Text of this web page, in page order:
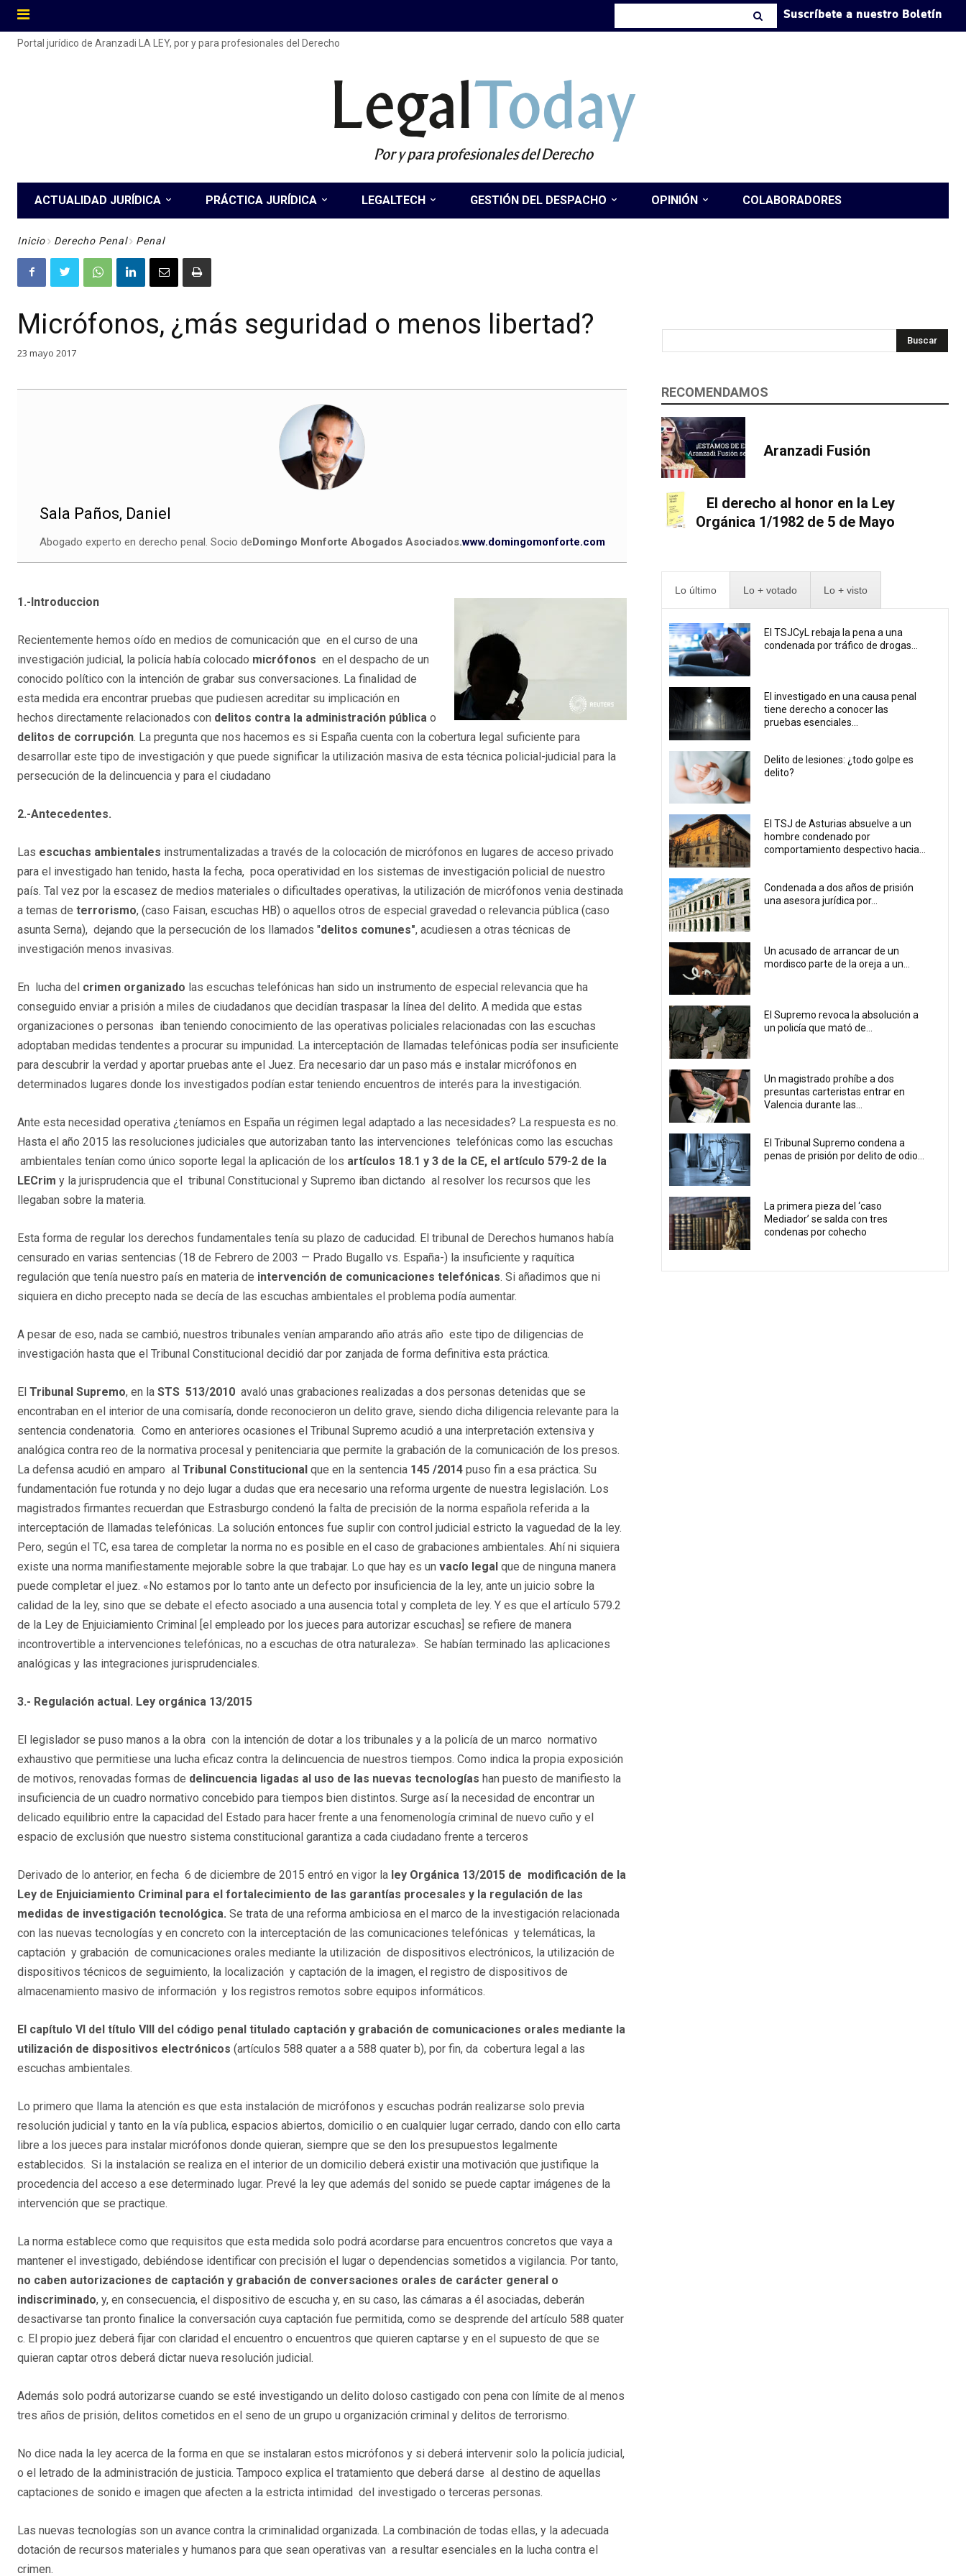
Suscríbete a nuestro Boletín
Portal jurídico de Aranzadi LA LEY, por y para profesionales del Derecho
LegalToday
Por y para profesionales del Derecho
ACTUALIDAD JURÍDICA PRÁCTICA JURÍDICA LEGALTECH GESTIÓN DEL DESPACHO OPINIÓN COLABORADORES
Inicio Derecho Penal Penal
Micrófonos, ¿más seguridad o menos libertad?
23 mayo 2017
Sala Paños, Daniel
Abogado experto en derecho penal. Socio de Domingo Monforte Abogados Asociados.www.domingomonforte.com
1.-Introduccion
Recientemente hemos oído en medios de comunicación que en el curso de una
investigación judicial, la policía había colocado micrófonos en el despacho de un
conocido político con la intención de grabar sus conversaciones. La finalidad de
esta medida era encontrar pruebas que pudiesen acreditar su implicación en
hechos directamente relacionados con delitos contra la administración pública o
delitos de corrupción. La pregunta que nos hacemos es si España cuenta con la cobertura legal suficiente para
desarrollar este tipo de investigación y que puede significar la utilización masiva de esta técnica policial-judicial para la
persecución de la delincuencia y para el ciudadano
2.-Antecedentes.
Las escuchas ambientales instrumentalizadas a través de la colocación de micrófonos en lugares de acceso privado
para el investigado han tenido, hasta la fecha, poca operatividad en los sistemas de investigación policial de nuestro
país. Tal vez por la escasez de medios materiales o dificultades operativas, la utilización de micrófonos venia destinada
a temas de terrorismo, (caso Faisan, escuchas HB) o aquellos otros de especial gravedad o relevancia pública (caso
asunta Serna), dejando que la persecución de los llamados "delitos comunes", acudiesen a otras técnicas de
investigación menos invasivas.
En lucha del crimen organizado las escuchas telefónicas han sido un instrumento de especial relevancia que ha
conseguido enviar a prisión a miles de ciudadanos que decidían traspasar la línea del delito. A medida que estas
organizaciones o personas iban teniendo conocimiento de las operativas policiales relacionadas con las escuchas
adoptaban medidas tendentes a procurar su impunidad. La interceptación de llamadas telefónicas podía ser insuficiente
para descubrir la verdad y aportar pruebas ante el Juez. Era necesario dar un paso más e instalar micrófonos en
determinados lugares donde los investigados podían estar teniendo encuentros de interés para la investigación.
Ante esta necesidad operativa ¿teníamos en España un régimen legal adaptado a las necesidades? La respuesta es no.
Hasta el año 2015 las resoluciones judiciales que autorizaban tanto las intervenciones telefónicas como las escuchas
ambientales tenían como único soporte legal la aplicación de los artículos 18.1 y 3 de la CE, el artículo 579-2 de la
LECrim y la jurisprudencia que el tribunal Constitucional y Supremo iban dictando al resolver los recursos que les
llegaban sobre la materia.
Esta forma de regular los derechos fundamentales tenía su plazo de caducidad. El tribunal de Derechos humanos había
censurado en varias sentencias (18 de Febrero de 2003 — Prado Bugallo vs. España-) la insuficiente y raquítica
regulación que tenía nuestro país en materia de intervención de comunicaciones telefónicas. Si añadimos que ni
siquiera en dicho precepto nada se decía de las escuchas ambientales el problema podía aumentar.
A pesar de eso, nada se cambió, nuestros tribunales venían amparando año atrás año este tipo de diligencias de
investigación hasta que el Tribunal Constitucional decidió dar por zanjada de forma definitiva esta práctica.
El Tribunal Supremo, en la STS 513/2010 avaló unas grabaciones realizadas a dos personas detenidas que se
encontraban en el interior de una comisaría, donde reconocieron un delito grave, siendo dicha diligencia relevante para la
sentencia condenatoria. Como en anteriores ocasiones el Tribunal Supremo acudió a una interpretación extensiva y
analógica contra reo de la normativa procesal y penitenciaria que permite la grabación de la comunicación de los presos.
La defensa acudió en amparo al Tribunal Constitucional que en la sentencia 145 /2014 puso fin a esa práctica. Su
fundamentación fue rotunda y no dejo lugar a dudas que era necesario una reforma urgente de nuestra legislación. Los
magistrados firmantes recuerdan que Estrasburgo condenó la falta de precisión de la norma española referida a la
interceptación de llamadas telefónicas. La solución entonces fue suplir con control judicial estricto la vaguedad de la ley.
Pero, según el TC, esa tarea de completar la norma no es posible en el caso de grabaciones ambientales. Ahí ni siquiera
existe una norma manifiestamente mejorable sobre la que trabajar. Lo que hay es un vacío legal que de ninguna manera
puede completar el juez. «No estamos por lo tanto ante un defecto por insuficiencia de la ley, ante un juicio sobre la
calidad de la ley, sino que se debate el efecto asociado a una ausencia total y completa de ley. Y es que el artículo 579.2
de la Ley de Enjuiciamiento Criminal [el empleado por los jueces para autorizar escuchas] se refiere de manera
incontrovertible a intervenciones telefónicas, no a escuchas de otra naturaleza». Se habían terminado las aplicaciones
analógicas y las integraciones jurisprudenciales.
3.- Regulación actual. Ley orgánica 13/2015
El legislador se puso manos a la obra con la intención de dotar a los tribunales y a la policía de un marco normativo
exhaustivo que permitiese una lucha eficaz contra la delincuencia de nuestros tiempos. Como indica la propia exposición
de motivos, renovadas formas de delincuencia ligadas al uso de las nuevas tecnologías han puesto de manifiesto la
insuficiencia de un cuadro normativo concebido para tiempos bien distintos. Surge así la necesidad de encontrar un
delicado equilibrio entre la capacidad del Estado para hacer frente a una fenomenología criminal de nuevo cuño y el
espacio de exclusión que nuestro sistema constitucional garantiza a cada ciudadano frente a terceros
Derivado de lo anterior, en fecha 6 de diciembre de 2015 entró en vigor la ley Orgánica 13/2015 de modificación de la
Ley de Enjuiciamiento Criminal para el fortalecimiento de las garantías procesales y la regulación de las
medidas de investigación tecnológica. Se trata de una reforma ambiciosa en el marco de la investigación relacionada
con las nuevas tecnologías y en concreto con la interceptación de las comunicaciones telefónicas y telemáticas, la
captación y grabación de comunicaciones orales mediante la utilización de dispositivos electrónicos, la utilización de
dispositivos técnicos de seguimiento, la localización y captación de la imagen, el registro de dispositivos de
almacenamiento masivo de información y los registros remotos sobre equipos informáticos.
El capítulo VI del título VIII del código penal titulado captación y grabación de comunicaciones orales mediante la
utilización de dispositivos electrónicos (artículos 588 quater a a 588 quater b), por fin, da cobertura legal a las
escuchas ambientales.
Lo primero que llama la atención es que esta instalación de micrófonos y escuchas podrán realizarse solo previa
resolución judicial y tanto en la vía publica, espacios abiertos, domicilio o en cualquier lugar cerrado, dando con ello carta
libre a los jueces para instalar micrófonos donde quieran, siempre que se den los presupuestos legalmente
establecidos. Si la instalación se realiza en el interior de un domicilio deberá existir una motivación que justifique la
procedencia del acceso a ese determinado lugar. Prevé la ley que además del sonido se puede captar imágenes de la
intervención que se practique.
La norma establece como que requisitos que esta medida solo podrá acordarse para encuentros concretos que vaya a
mantener el investigado, debiéndose identificar con precisión el lugar o dependencias sometidos a vigilancia. Por tanto,
no caben autorizaciones de captación y grabación de conversaciones orales de carácter general o
indiscriminado, y, en consecuencia, el dispositivo de escucha y, en su caso, las cámaras a él asociadas, deberán
desactivarse tan pronto finalice la conversación cuya captación fue permitida, como se desprende del artículo 588 quater
c. El propio juez deberá fijar con claridad el encuentro o encuentros que quieren captarse y en el supuesto de que se
quieran captar otros deberá dictar nueva resolución judicial.
Además solo podrá autorizarse cuando se esté investigando un delito doloso castigado con pena con límite de al menos
tres años de prisión, delitos cometidos en el seno de un grupo u organización criminal y delitos de terrorismo.
No dice nada la ley acerca de la forma en que se instalaran estos micrófonos y si deberá intervenir solo la policía judicial,
o el letrado de la administración de justicia. Tampoco explica el tratamiento que deberá darse al destino de aquellas
captaciones de sonido e imagen que afecten a la estricta intimidad del investigado o terceras personas.
Las nuevas tecnologías son un avance contra la criminalidad organizada. La combinación de todas ellas, y la adecuada
dotación de recursos materiales y humanos para que sean operativas van a resultar esenciales en la lucha contra el
crimen.
Buscar
RECOMENDAMOS
Aranzadi Fusión
El derecho al honor en la Ley
Orgánica 1/1982 de 5 de Mayo
Lo último Lo + votado Lo + visto
El TSJCyL rebaja la pena a una
condenada por tráfico de drogas...
El investigado en una causa penal
tiene derecho a conocer las
pruebas esenciales...
Delito de lesiones: ¿todo golpe es
delito?
El TSJ de Asturias absuelve a un
hombre condenado por
comportamiento despectivo hacia...
Condenada a dos años de prisión
una asesora jurídica por...
Un acusado de arrancar de un
mordisco parte de la oreja a un...
El Supremo revoca la absolución a
un policía que mató de...
Un magistrado prohíbe a dos
presuntas carteristas entrar en
Valencia durante las...
El Tribunal Supremo condena a
penas de prisión por delito de odio...
La primera pieza del ‘caso
Mediador’ se salda con tres
condenas por cohecho